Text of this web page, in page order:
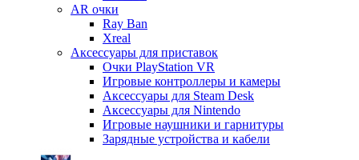
AR очки
Ray Ban
Xreal
Аксессуары для приставок
Очки PlayStation VR
Игровые контроллеры и камеры
Аксессуары для Steam Desk
Аксессуары для Nintendo
Игровые наушники и гарнитуры
Зарядные устройства и кабели